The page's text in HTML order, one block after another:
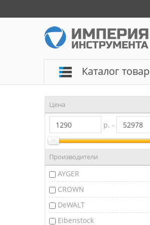
Каталог
Цена
р. -
Производители
AYGER
CROWN
DeWALT
Eibenstock